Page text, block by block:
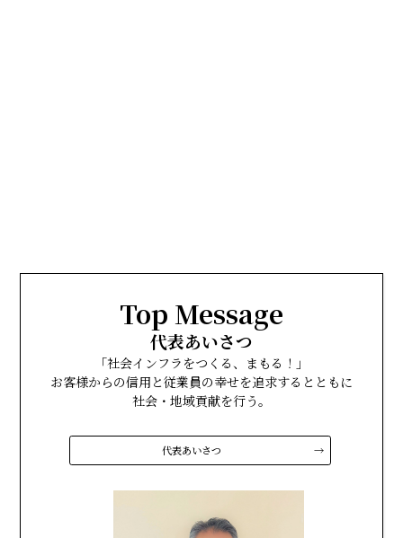
Top Message
代表あいさつ
「社会インフラをつくる、まもる！」
お客様からの信用と従業員の幸せを追求するとともに
社会・地域貢献を行う。
代表あいさつ